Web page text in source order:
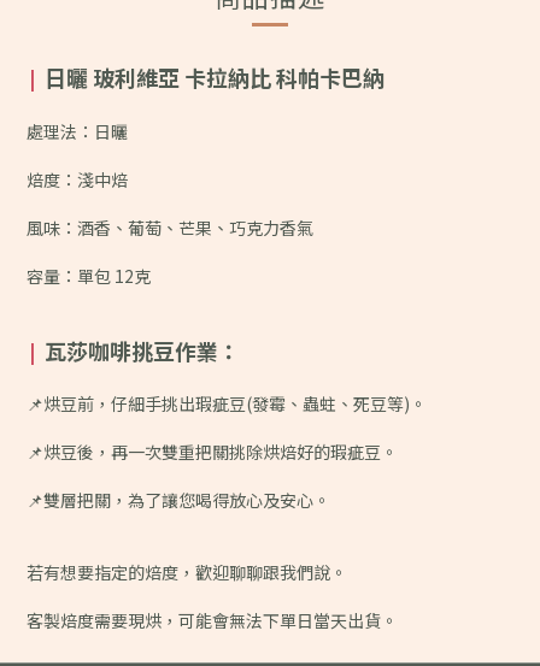
| 日曬 玻利維亞 卡拉納比 科帕卡巴納
處理法：日曬
焙度：淺中焙
風味： 酒香、葡萄、芒果、巧克力香氣
容量：單包 12克
| 瓦莎咖啡挑豆作業：
📌烘豆前，仔細手挑出瑕疵豆(發霉、蟲蛀、死豆等)。
📌烘豆後，再一次雙重把關挑除烘焙好的瑕疵豆。
📌雙層把關，為了讓您喝得放心及安心。
若有想要指定的焙度，歡迎聊聊跟我們說。
客製焙度需要現烘，可能會無法下單日當天出貨。